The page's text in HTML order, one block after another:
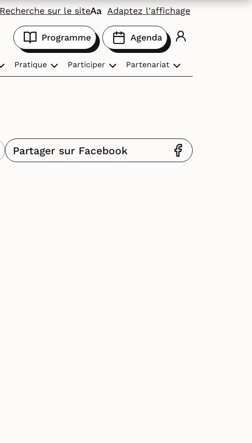
Recherche sur le site Adaptez l'affichage
Pratique Participer Partenariat
Programme Agenda
Partager sur Facebook